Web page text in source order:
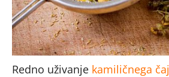
Redno uživanje kamiličnega